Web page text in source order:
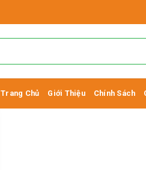
Trang Chủ Giới Thiệu Chính Sách